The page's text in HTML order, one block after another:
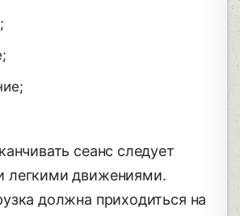
сеанс следует
легкими движениями.
должна приходиться на